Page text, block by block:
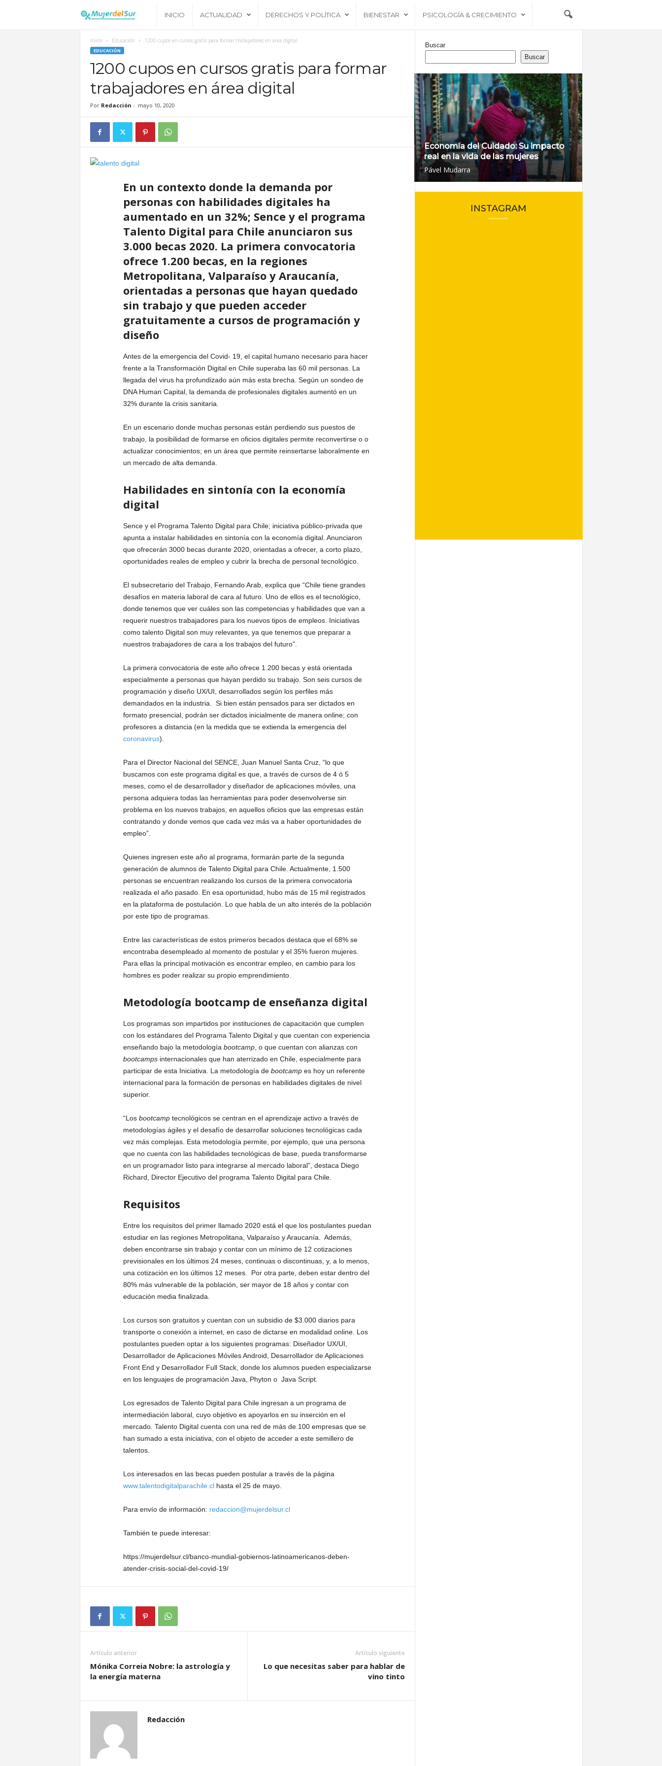
e
u
r
INICIO ACTUALIDAD DERECHOS Y POLÍTICA BIENESTAR PSICOLOGÍA & CRECIMIENTO
Inicio Educación 1200 cupos en cursos gratis para formar trabajadores en área digital
EDUCACIÓN
1200 cupos en cursos gratis para formar
trabajadores en área digital
Por Redacción - mayo 10, 2020
En un contexto donde la demanda por
personas con habilidades digitales ha
aumentado en un 32%; Sence y el programa
Talento Digital para Chile anunciaron sus
3.000 becas 2020. La primera convocatoria
ofrece 1.200 becas, en la regiones
Metropolitana, Valparaíso y Araucanía,
orientadas a personas que hayan quedado
sin trabajo y que pueden acceder
gratuitamente a cursos de programación y
diseño
Antes de la emergencia del Covid- 19, el capital humano necesario para hacer
frente a la Transformación Digital en Chile superaba las 60 mil personas. La
llegada del virus ha profundizado aún más esta brecha. Según un sondeo de
DNA Human Capital, la demanda de profesionales digitales aumentó en un
32% durante la crisis sanitaria.
En un escenario donde muchas personas están perdiendo sus puestos de
trabajo, la posibilidad de formarse en oficios digitales permite reconvertirse o o
actualizar conocimientos; en un área que permite reinsertarse laboralmente en
un mercado de alta demanda.
Habilidades en sintonía con la economía
digital
Sence y el Programa Talento Digital para Chile; iniciativa público-privada que
apunta a instalar habilidades en sintonía con la economía digital. Anunciaron
que ofrecerán 3000 becas durante 2020, orientadas a ofrecer, a corto plazo,
oportunidades reales de empleo y cubrir la brecha de personal tecnológico.
El subsecretario del Trabajo, Fernando Arab, explica que “Chile tiene grandes
desafíos en materia laboral de cara al futuro. Uno de ellos es el tecnológico,
donde tenemos que ver cuáles son las competencias y habilidades que van a
requerir nuestros trabajadores para los nuevos tipos de empleos. Iniciativas
como talento Digital son muy relevantes, ya que tenemos que preparar a
nuestros trabajadores de cara a los trabajos del futuro”.
La primera convocatoria de este año ofrece 1.200 becas y está orientada
especialmente a personas que hayan perdido su trabajo. Son seis cursos de
programación y diseño UX/UI, desarrollados según los perfiles más
demandados en la industria. Si bien están pensados para ser dictados en
formato presencial, podrán ser dictados inicialmente de manera online; con
profesores a distancia (en la medida que se extienda la emergencia del
coronavirus).
Para el Director Nacional del SENCE, Juan Manuel Santa Cruz, “lo que
buscamos con este programa digital es que, a través de cursos de 4 ó 5
meses, como el de desarrollador y diseñador de aplicaciones móviles, una
persona adquiera todas las herramientas para poder desenvolverse sin
problema en los nuevos trabajos, en aquellos oficios que las empresas están
contratando y donde vemos que cada vez más va a haber oportunidades de
empleo”.
Quienes ingresen este año al programa, formarán parte de la segunda
generación de alumnos de Talento Digital para Chile. Actualmente, 1.500
personas se encuentran realizando los cursos de la primera convocatoria
realizada el año pasado. En esa oportunidad, hubo más de 15 mil registrados
en la plataforma de postulación. Lo que habla de un alto interés de la población
por este tipo de programas.
Entre las características de estos primeros becados destaca que el 68% se
encontraba desempleado al momento de postular y el 35% fueron mujeres.
Para ellas la principal motivación es encontrar empleo, en cambio para los
hombres es poder realizar su propio emprendimiento.
Metodología bootcamp de enseñanza digital
Los programas son impartidos por instituciones de capacitación que cumplen
con los estándares del Programa Talento Digital y que cuentan con experiencia
enseñando bajo la metodología bootcamp, o que cuentan con alianzas con
bootcampsinternacionales que han aterrizado en Chile, especialmente para
participar de esta Iniciativa. La metodología de bootcamp es hoy un referente
internacional para la formación de personas en habilidades digitales de nivel
superior.
“Los bootcamp tecnológicos se centran en el aprendizaje activo a través de
metodologías ágiles y el desafío de desarrollar soluciones tecnológicas cada
vez más complejas. Esta metodología permite, por ejemplo, que una persona
que no cuenta con las habilidades tecnológicas de base, pueda transformarse
en un programador listo para integrarse al mercado laboral”, destaca Diego
Richard, Director Ejecutivo del programa Talento Digital para Chile.
Requisitos
Entre los requisitos del primer llamado 2020 está el que los postulantes puedan
estudiar en las regiones Metropolitana, Valparaíso y Araucanía. Además,
deben encontrarse sin trabajo y contar con un mínimo de 12 cotizaciones
previsionales en los últimos 24 meses, continuas o discontinuas, y, a lo menos,
una cotización en los últimos 12 meses. Por otra parte, deben estar dentro del
80% más vulnerable de la población, ser mayor de 18 años y contar con
educación media finalizada.
Los cursos son gratuitos y cuentan con un subsidio de $3.000 diarios para
transporte o conexión a internet, en caso de dictarse en modalidad online. Los
postulantes pueden optar a los siguientes programas: Diseñador UX/UI,
Desarrollador de Aplicaciones Móviles Android, Desarrollador de Aplicaciones
Front End y Desarrollador Full Stack, donde los alumnos pueden especializarse
en los lenguajes de programación Java, Phyton o Java Script.
Los egresados de Talento Digital para Chile ingresan a un programa de
intermediación laboral, cuyo objetivo es apoyarlos en su inserción en el
mercado. Talento Digital cuenta con una red de más de 100 empresas que se
han sumado a esta iniciativa, con el objeto de acceder a este semillero de
talentos.
Los interesados en las becas pueden postular a través de la página
www.talentodigitalparachile.clhasta el 25 de mayo.
Para envío de información: redaccion@mujerdelsur.cl
También te puede interesar:
https://mujerdelsur.cl/banco-mundial-gobiernos-latinoamericanos-deben-
atender-crisis-social-del-covid-19/
Artículo anterior
Mónika Correia Nobre: la astrología y
la energía materna
Artículo siguiente
Lo que necesitas saber para hablar de
vino tinto
Redacción
Buscar
Buscar
Economía del Cuidado: Su impacto
real en la vida de las mujeres
Pável Mudarra
INSTAGRAM